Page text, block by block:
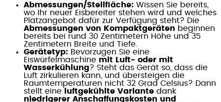
Abmessungen/Stellfläche: Wissen Sie bereits,
wo Ihr neuer Eisbereiter stehen wird und welches
Platzangebot dafür zur Verfügung steht? Die
Abmessungen von Kompaktgeräten beginnen
bereits bei rund 30 Zentimetern Höhe und 35
Zentimetern Breite und Tiefe.
Gerätetyp: Bevorzugen Sie eine
Eiswürfelmaschine mit Luft- oder mit
Wasserkühlung? Steht das Gerät so, dass die
Luft zirkulieren kann, und übersteigen die
Raumtemperaturen nicht 32 Grad Celsius? Dann
stellt eine
luftgekühlte Variante dank
niedrigerer Anschaffungskosten und